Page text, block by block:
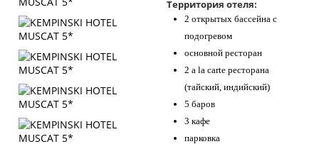
Территория отеля:
2 открытых бассейна с
подогревом
основной ресторан
2 a la carte ресторана
(тайский, индийский)
5 баров
3 кафе
парковка